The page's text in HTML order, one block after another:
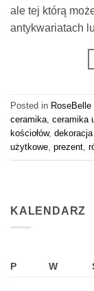
ale tej którą
antykwariatach
Posted in RoseBelle
ceramika ceramika
kościołów, dekoracja
użytkowe prezent
KALENDARZ
P W